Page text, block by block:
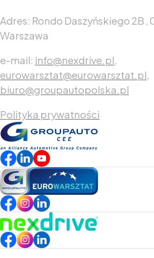
Adres: Rondo Daszyńskiego 2B
Warszawa
e-mail: info@nexdrive.pl,
eurowarsztat@eurowarsztat.pl,
biuro@groupautopolska.pl
Polityka prywatności